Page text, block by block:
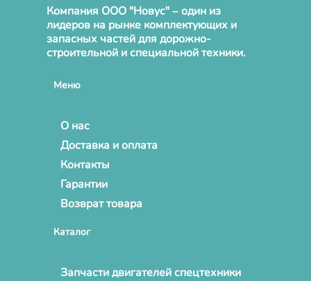
Компания ООО "Новус" – один из
лидеров на рынке комплектующих и
запасных частей для дорожно-
строительной и специальной техники.
Меню
О нас
Доставка и оплата
Контакты
Гарантии
Возврат товара
Каталог
Запчасти двигателей спецтехники